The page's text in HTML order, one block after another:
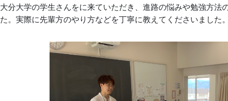
大分大学の学生さんをに来ていただき、進路の悩みや勉強方法
た。実際に先輩方のやり方などを丁寧に教えてくださいました。